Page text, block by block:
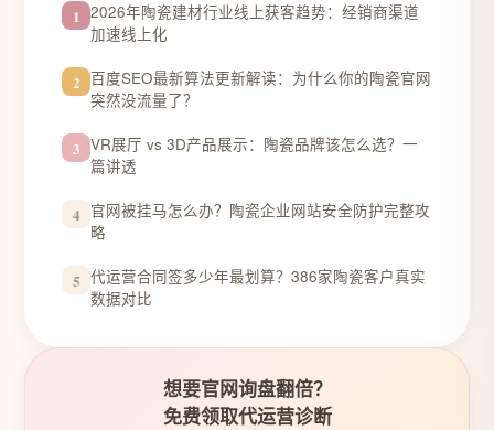
1 2026年陶瓷建材行业线上获客趋势：经销商渠道
加速线上化
2 百度SEO最新算法更新解读：为什么你的陶瓷官网
突然没流量了？
3 VR展厅 vs 3D产品展示：陶瓷品牌该怎么选？一
篇讲透
4 官网被挂马怎么办？陶瓷企业网站安全防护完整攻
略
5 代运营合同签多少年最划算？386家陶瓷客户真实
数据对比
想要官网询盘翻倍？
免费领取代运营诊断